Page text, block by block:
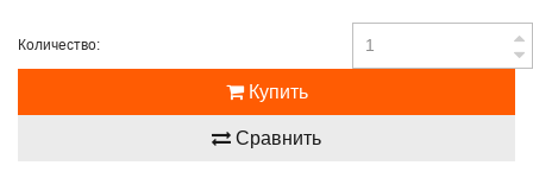
Количество:
Купить
Сравнить